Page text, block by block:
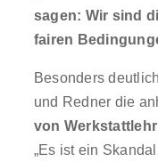
sagen: Wir sind
fairen
Besonders
und Redner die
von
„Es ist ein